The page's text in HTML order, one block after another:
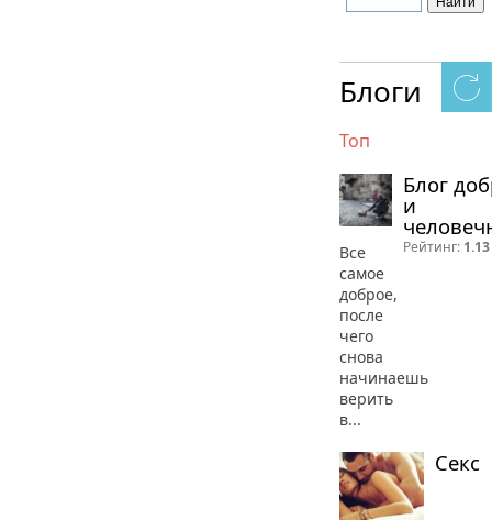
Блоги
Топ
Блог
и
Все
самое
доброе,
после
чего
снова
начинаешь
верить
в...
Рейтинг: 1.13
Секс